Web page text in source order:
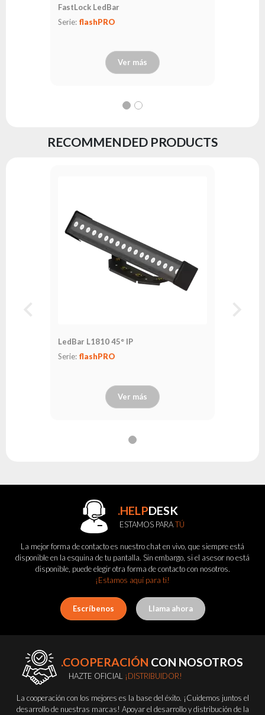
FastLock LedBar
Serie: flashPRO
Ver más
RECOMMENDED PRODUCTS
LedBar L1810 45° IP
Serie: flashPRO
Ver más
.HELPDESK
ESTAMOS PARATÚ
La mejor forma de contacto es nuestro chat en vivo, que siempre está
disponible en la esquina de tu pantalla. Sin embargo, si el asesor no está
disponible, puede elegir otra forma de contacto con nosotros.
¡Estamos aquí para ti!
Escríbenos Llama ahora
.COOPERACIÓN CON NOSOTROS
HAZTE OFICIAL ¡DISTRIBUIDOR!
La cooperación con los mejores es la base del éxito. ¡Cuidemos juntos el
desarrollo de nuestras marcas! Apoyar el desarrollo y distribución de la